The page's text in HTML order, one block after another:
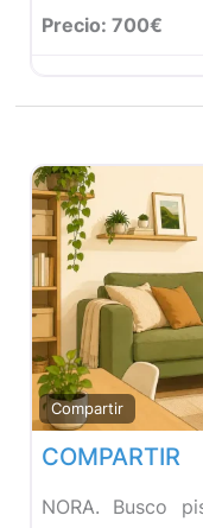
Precio: 700€
Compartir
COMPARTIR
NORA. Busco